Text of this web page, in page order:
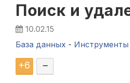
Поиск и
10.02.15
База данных -
+6 –